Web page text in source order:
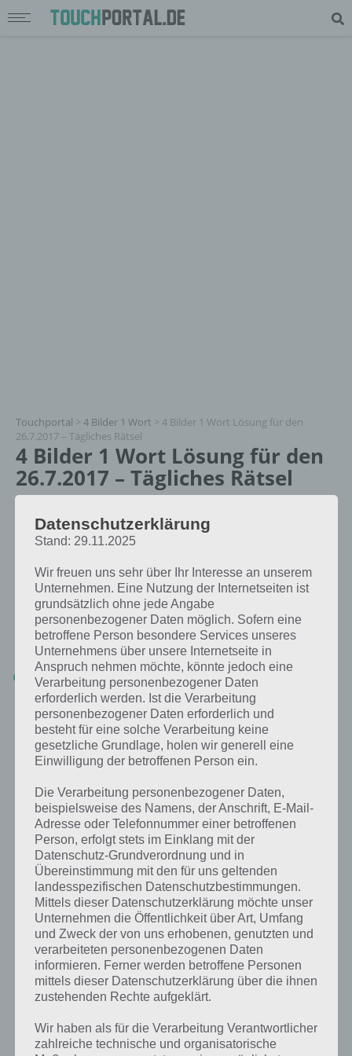
Touchportal > 4 Bilder 1 Wort > 4 Bilder 1 Wort Lösung für den
26.7.2017 – Tägliches Rätsel
4 Bilder 1 Wort Lösung für den
26.7.2017 – Tägliches Rätsel
13.07.2017
Mit zahlreichen Aufgaben zum Knobeln und Üben
JETZT KOSTENLOS HERUNTERLADEN
Die Lösung für das tägliche Rätsel für Frankreich im Juli 2017 in 4
Bilder 1 Wort vom 26.7.2017 lautet:
BLITZ
Zur Übersicht der4 Bilder 1 Wort Lösungen für Frankreich im Juli
2017!
Auf WhatsApp teilen Teilen auf Facebook
Tweet auf Twitter
Mehr Artikel hier auf Touchportal
VORIGER ARTIKEL
4 Bilder 1 Wort
Lösung für den
25.7.2017 –
Tägliches Rätsel
NÄCHSTER ARTIKEL
4 Bilder 1 Wort
27.7.2017 –
Tägliches Rätsel
Datenschutzerklärung
Stand: 29.11.2025
Wir freuen uns sehr über Ihr Interesse an unserem
Unternehmen. Eine Nutzung der Internetseiten ist
grundsätzlich ohne jede Angabe
personenbezogener Daten möglich. Sofern eine
betroffene Person besondere Services unseres
Unternehmens über unsere Internetseite in
Anspruch nehmen möchte, könnte jedoch eine
Verarbeitung personenbezogener Daten
erforderlich werden. Ist die Verarbeitung
personenbezogener Daten erforderlich und
besteht für eine solche Verarbeitung keine
gesetzliche Grundlage, holen wir generell eine
Einwilligung der betroffenen Person ein.
Die Verarbeitung personenbezogener Daten,
beispielsweise des Namens, der Anschrift, E-Mail-
Adresse oder Telefonnummer einer betroffenen
Person, erfolgt stets im Einklang mit der
Datenschutz-Grundverordnung und in
Übereinstimmung mit den für uns geltenden
landesspezifischen Datenschutzbestimmungen.
Mittels dieser Datenschutzerklärung möchte unser
Unternehmen die Öffentlichkeit über Art, Umfang
und Zweck der von uns erhobenen, genutzten und
verarbeiteten personenbezogenen Daten
informieren. Ferner werden betroffene Personen
mittels dieser Datenschutzerklärung über die ihnen
zustehenden Rechte aufgeklärt.
Wir haben als für die Verarbeitung Verantwortlicher
zahlreiche technische und organisatorische